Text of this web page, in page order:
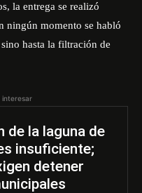
la entrega se realizó
ningún momento se habló
hasta la filtración de
interesar
de la laguna de
insuficiente;
detener